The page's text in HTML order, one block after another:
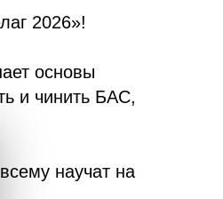
2026»!
основы
и чинить БАС,
научат на